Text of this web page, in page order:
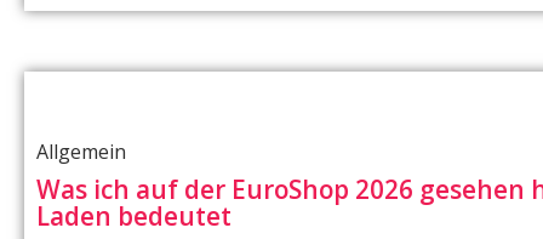
Allgemein
Was ich auf der EuroShop 2026
Laden bedeutet